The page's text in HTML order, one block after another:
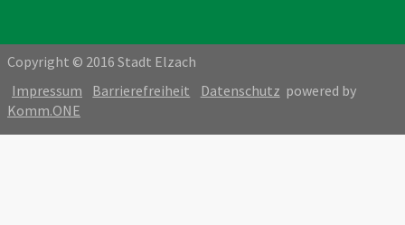
Copyright © 2016 Stadt Elzach
Impressum
Barrierefreiheit Datenschutz powered by
Komm.ONE